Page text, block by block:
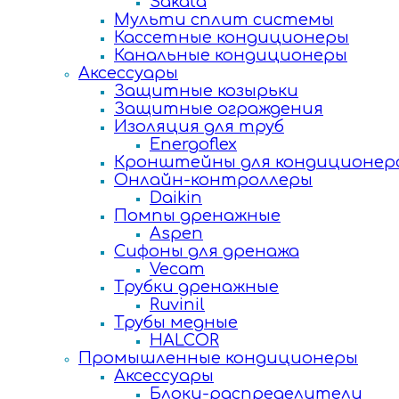
Мульти сплит системы
Кассетные кондиционеры
Канальные кондиционеры
Аксессуары
Защитные козырьки
Защитные ограждения
Изоляция для труб
Energoflex
Кронштейны для
Онлайн-контроллеры
Daikin
Помпы дренажные
Aspen
Сифоны для дренажа
Vecam
Трубки дренажные
Ruvinil
Трубы медные
HALCOR
Промышленные кондиционеры
Аксессуары
Блоки-распределители